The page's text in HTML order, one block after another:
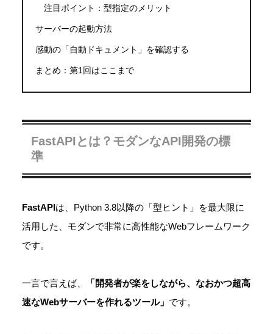
注目ポイント：型指定のメリット
サーバーの起動方法
感動の「自動ドキュメント」を確認する
まとめ：第1回はここまで
FastAPIとは？モダンなAPI開発の標
準
FastAPIは、Python 3.8以降の「型ヒント」を最大限に
活用した、モダンで非常に高性能なWebフレームワーク
です。
一言で言えば、
「開発者が楽をしながら、なおかつ超高
速なWebサーバーを作れるツール」 です。